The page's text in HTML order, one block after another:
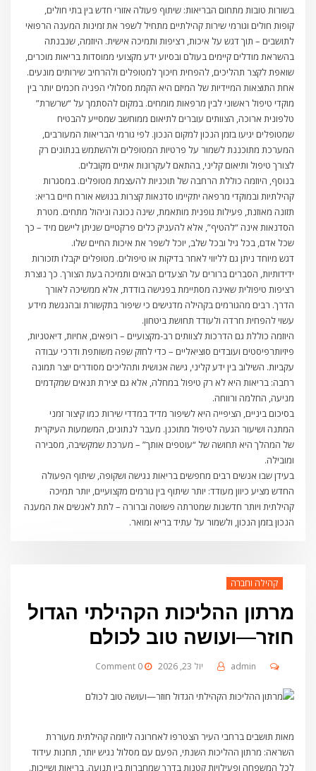
בשורות טובות מתחום הבריאות: שיתוף פעולה אזורי חדש בין בתי חולים,
קופות חולים וגורמי שירות קהילתיים מתחיל לשפר את זמינות המענה הרפואי
לתושבים – תוך דגש על איכות, רציפות ותמיכה אישית. היוזמה, שנבנתה
בהשראת מודלים קיימים בעולם ובסיוע ידע מקצועי ממוסדות בריאות מוכרים,
שואפת לקצר תהליכים, להפחית חיכוך למטופלים ולהרחיב שירותים מונעים.
אחת התוצאות המיידיות של המיזם היא הקמת מסלולי הפניה חכמים יותר בין
מוקדי טיפול ראשוני לבין מרפאות מומחים. במקום להסתמך על “שרשרת”
טלפונית ארוכה, הצוותים עוברים לתיאום ממוחשב שמסייע להבטיח
שמטופלים יגיעו בזמן הנכון למקום הנכון. לפי גורמי הבריאות המעורבים,
המערכת מתוכננת לשמור על פרטיות המטופלים ולהשתמש בנתונים רק
לצורך טיפול ותיאום קליני, בהתאם לעקרונות אתיים מקובלים.
בנוסף, היוזמה כוללת הרחבה של תוכניות להעצמת מטופלים. במסגרות
קהילתיות ובמוקדי מרפאה יתקיימו סדנאות קצרות בנושא אורח חיים בריא:
תזונה מאוזנת, פעילות גופנית מותאמת, שינה נכונה וניהול מתחים. מטרת
הסדנאות אינה “להטיף”, אלא להעניק כלים פרקטיים שניתן ליישם מיד – כך
שכל אדם, בכל גיל ובכל שלב, יוכל לשפר את איכות החיים שלו.
דגש מיוחד ניתן גם לליווי לאחר בדיקות או טיפולים. מטופלים יקבלו תזכורות
ידידותיות, הסברים ברורים על הצעדים הבאים ותמיכה בעת הצורך. כך נוצרת
רציפות טיפולית שאינה מסתיימת בפגישה בודדת, אלא ממשיכה לאורך
הדרך. רבים מהגורמים בקהילה מדגישים כי שיפור בתקשורת ובהנגשת מידע
עשוי להפחית חרדה ולעודד תחושת ביטחון.
היוזמה כוללת גם הדרכות לצוותים רב-מקצועיים – רופאים, אחיות, דיאטניות,
פיזיותרפיסטים ועובדים סוציאליים – כדי לחזק שפה משותפת ודרכי עבודה
עקביות. השילוב בין ידע קליני, גישה אנושית ותהליכים מסודרים יוצר תמונה
רחבה: בריאות היא לא רק טיפול במחלה, אלא גם יצירת תנאים שמקדמים
מניעה, החלמה ורווחה.
בסיכום ביניים, הציפייה היא לשיפור מדיד במדדי שירות כמו קיצור זמני
המתנה ושיעור הגעה לטיפול מתוכנן. מעבר לנתונים, המשמעות העיקרית
של המהלך היא תחושה של “עוטפים אותך” – מערכת שמקשיבה, מסבירה
ומובילה.
בעידן שבו אנשים רבים מחפשים בריאות נגישה ושקופה, שיתוף הפעולה
החדש מציע כיוון מעודד: יותר שיתוף בין גורמים מקצועיים, יותר תמיכה
קהילתית ויותר חדשנות שמטרתה פשוטה וברורה – לתת לאנשים את המענה
הנכון בזמן הנכון, ולשמור על עתיד בריא ומואר.
קהילה וחברה
מרתון ההליכות הקהילתי הגדול
חוזר—ועושה טוב לכולם
יול 23, 2026 admin
0 Comment
מאות תושבים ברחבי העיר הצטרפו לאחרונה ליוזמה קהילתית מעוררת
השראה: מרתון ההליכות השנתי, הפעם עם מסלול נגיש יותר, תחנות עידוד
לכל המשפחה ופעילויות קטנות בדרך שמחברות בין תנועה, בריאות ושייכות.